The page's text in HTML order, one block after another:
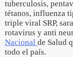
tuberculosis,
tétanos, influenza
triple viral SRP,
rotavirus y anti
Nacional de Salud
todo el país.